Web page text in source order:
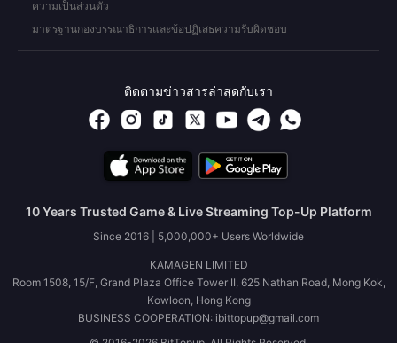
ความเป็นส่วนตัว
มาตรฐานกองบรรณาธิการและข้อปฏิเสธความรับผิดชอบ
ติดตามข่าวสารล่าสุดกับเรา
10 Years Trusted Game & Live Streaming Top-Up Platform
Since 2016 | 5,000,000+ Users Worldwide
KAMAGEN LIMITED
Room 1508, 15/F, Grand Plaza Office Tower II, 625 Nathan Road, Mong Kok,
Kowloon, Hong Kong
BUSINESS COOPERATION: ibittopup@gmail.com